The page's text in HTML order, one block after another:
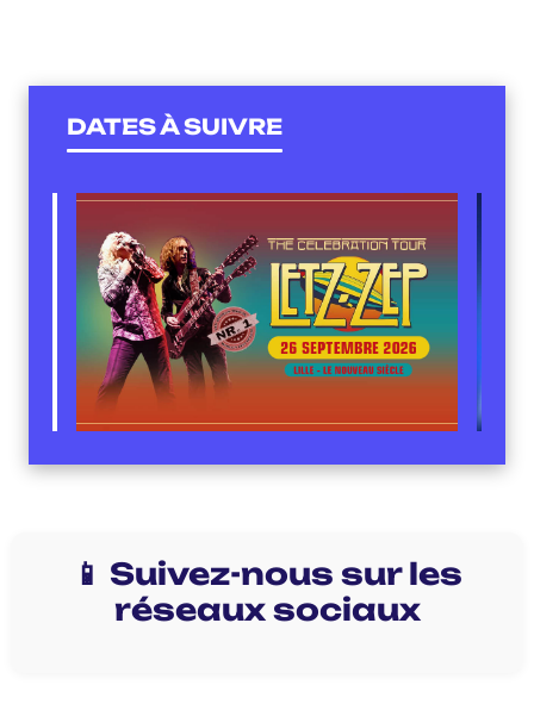
DATES À SUIVRE
📱 Suivez-nous sur les
réseaux sociaux